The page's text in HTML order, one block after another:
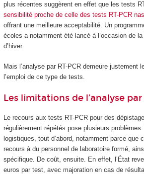
plus récentes suggèrent en effet que les tests
sensibilité proche de celle des tests RT-PCR
offrant une meilleure acceptabilité. Un
écoles a notamment été lancé à l’occasion de
d’hiver.
Mais l’analyse par RT-PCR demeure justement
l’emploi de ce type de tests.
Les limitations de l’analyse par
Le recours aux tests RT-PCR pour des
régulièrement répétés pose plusieurs
logistiques, tout d’abord, notamment parce que
recours à du personnel de laboratoire formé,
spécifique. De coût, ensuite. En effet, l’État
euros par test, avec majoration en cas de